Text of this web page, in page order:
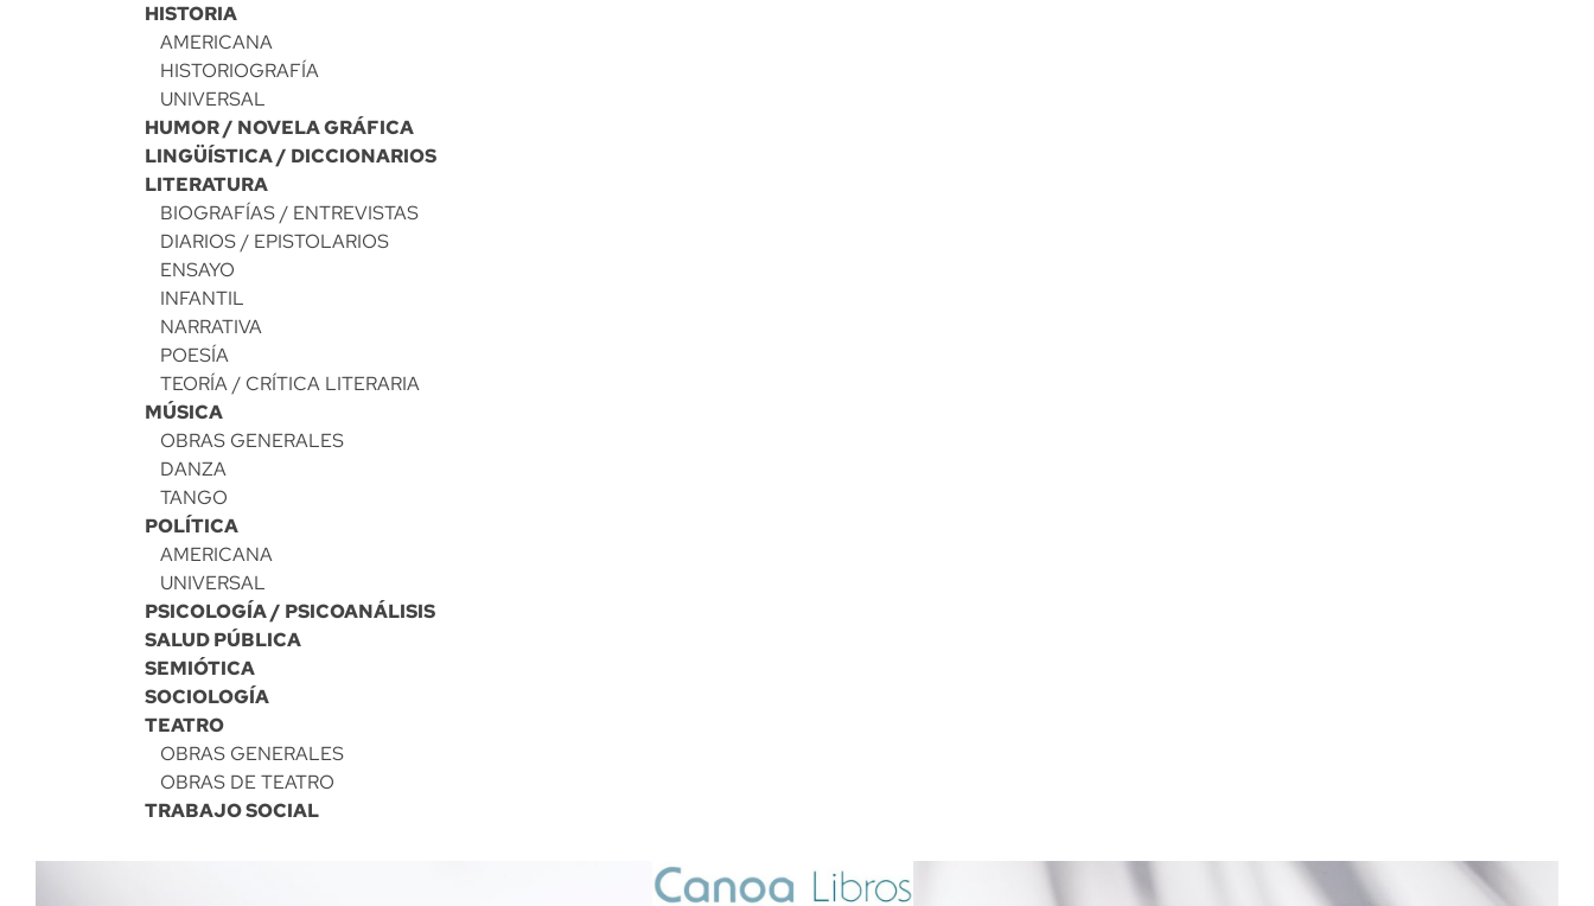
HISTORIA
AMERICANA
HISTORIOGRAFÍA
UNIVERSAL
HUMOR / NOVELA GRÁFICA
LINGÜÍSTICA / DICCIONARIOS
LITERATURA
BIOGRAFÍAS / ENTREVISTAS
DIARIOS / EPISTOLARIOS
ENSAYO
INFANTIL
NARRATIVA
POESÍA
TEORÍA / CRÍTICA LITERARIA
MÚSICA
OBRAS GENERALES
DANZA
TANGO
POLÍTICA
AMERICANA
UNIVERSAL
PSICOLOGÍA / PSICOANÁLISIS
SALUD PÚBLICA
SEMIÓTICA
SOCIOLOGÍA
TEATRO
OBRAS GENERALES
OBRAS DE TEATRO
TRABAJO SOCIAL